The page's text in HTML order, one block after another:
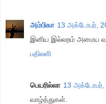
அம்பிகா 13 அக்டோபர்,
இனிய இல்லறம் அமைய
பதிலளி
பெயரில்லா 13 அக்டோபர்,
வாழ்த்துகள்.